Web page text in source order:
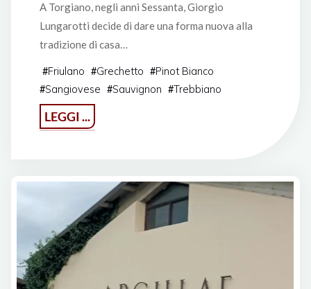
A Torgiano, negli anni Sessanta, Giorgio
Lungarotti decide di dare una forma nuova alla
tradizione di casa…
#Friulano #Grechetto #Pinot Bianco
#Sangiovese #Sauvignon #Trebbiano
LEGGI ...
di
MWF26:
Lungarotti
e